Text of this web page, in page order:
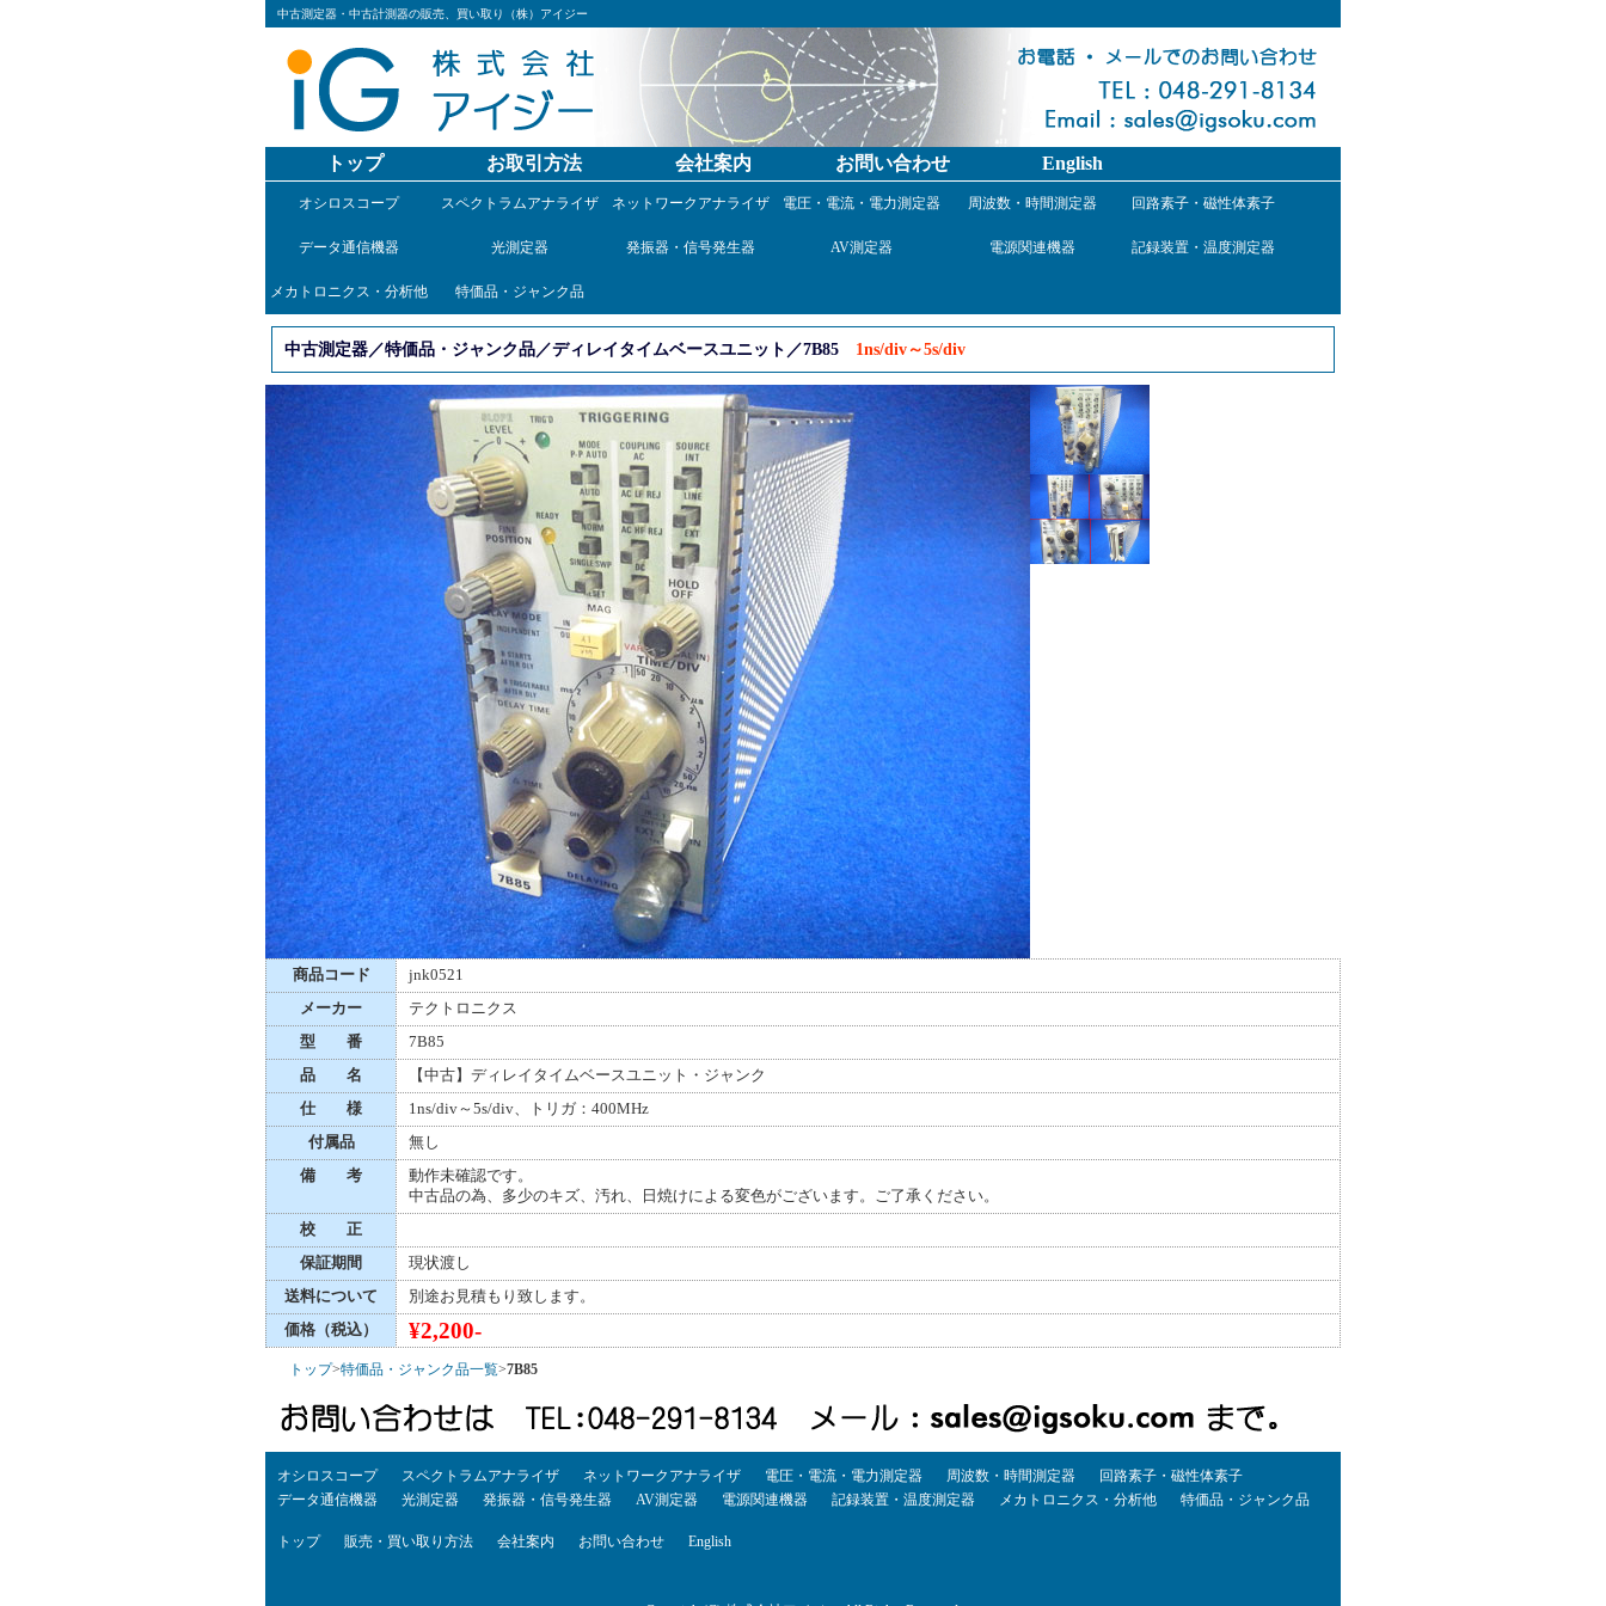
中古測定器・中古計測器の販売、買い取り（株）アイジー
トップ お取引方法 会社案内 お問い合わせ English
オシロスコープ スペクトラムアナライザ ネットワークアナライザ 電圧・電流・電力測定器 周波数・時間測定器 回路素子・磁性体素子
データ通信機器 光測定器 発振器・信号発生器 AV測定器 電源関連機器 記録装置・温度測定器
メカトロニクス・分析他 特価品・ジャンク品
中古測定器／特価品・ジャンク品／ディレイタイムベースユニット／7B85 1ns/div～5s/div
商品コード
jnk0521
メーカー
テクトロニクス
型 番
7B85
品 名
【中古】ディレイタイムベースユニット・ジャンク
仕 様
1ns/div～5s/div、トリガ：400MHz
付属品
無し
備 考
動作未確認です。
中古品の為、多少のキズ、汚れ、日焼けによる変色がございます。ご了承ください。
校 正
保証期間
現状渡し
送料について
別途お見積もり致します。
価格（税込）
¥2,200-
トップ>特価品・ジャンク品一覧>7B85
オシロスコープ スペクトラムアナライザ ネットワークアナライザ 電圧・電流・電力測定器 周波数・時間測定器
回路素子・磁性体素子
データ通信機器
光測定器 発振器・信号発生器 AV測定器 電源関連機器 記録装置・温度測定器 メカトロニクス・分析他 特価品・ジャンク品
トップ 販売・買い取り方法 会社案内 お問い合わせ English